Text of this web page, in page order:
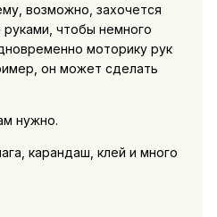
возможно, захочется
чтобы немного
моторику рук
он может сделать
нужно.
карандаш, клей и много